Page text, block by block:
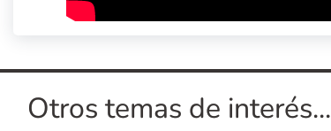
Otros temas de interés...